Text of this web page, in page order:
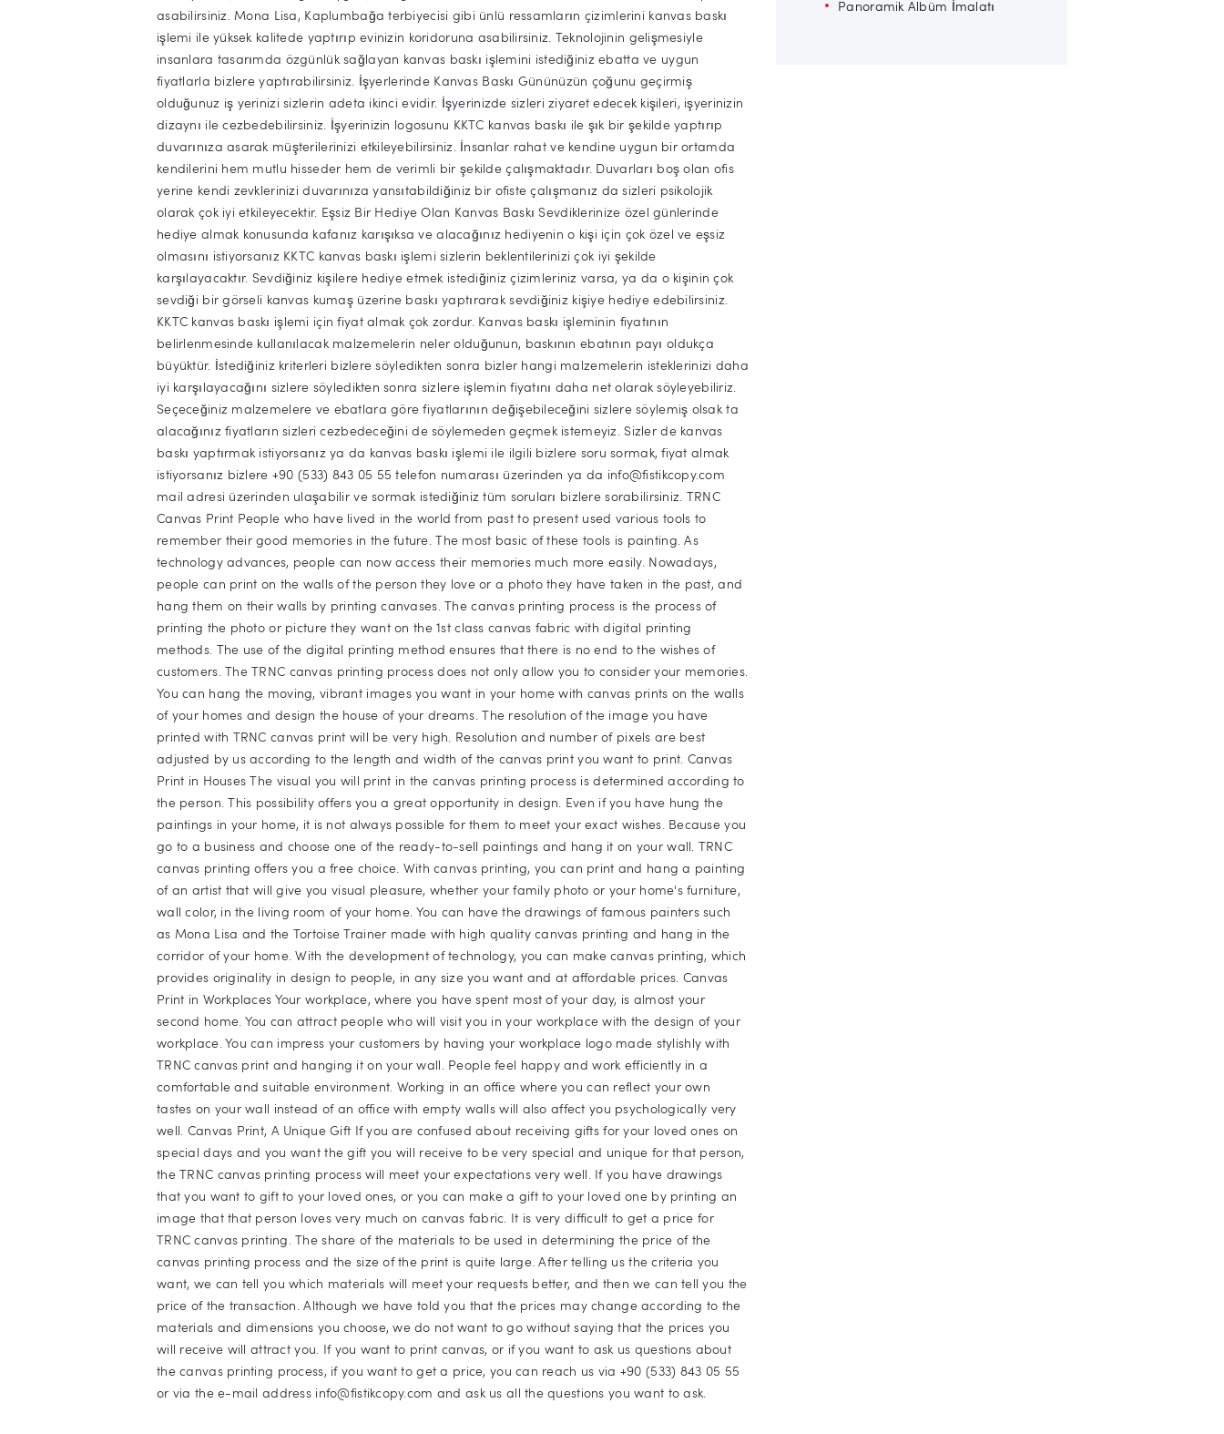
asabilirsiniz. Mona Lisa, Kaplumbağa terbiyecisi gibi ünlü ressamların çizimlerini kanvas baskı
işlemi ile yüksek kalitede yaptırıp evinizin koridoruna asabilirsiniz. Teknolojinin gelişmesiyle
insanlara tasarımda özgünlük sağlayan kanvas baskı işlemini istediğiniz ebatta ve uygun
fiyatlarla bizlere yaptırabilirsiniz. İşyerlerinde Kanvas Baskı Gününüzün çoğunu geçirmiş
olduğunuz iş yerinizi sizlerin adeta ikinci evidir. İşyerinizde sizleri ziyaret edecek kişileri, işyerinizin
dizaynı ile cezbedebilirsiniz. İşyerinizin logosunu KKTC kanvas baskı ile şık bir şekilde yaptırıp
duvarınıza asarak müşterilerinizi etkileyebilirsiniz. İnsanlar rahat ve kendine uygun bir ortamda
kendilerini hem mutlu hisseder hem de verimli bir şekilde çalışmaktadır. Duvarları boş olan ofis
yerine kendi zevklerinizi duvarınıza yansıtabildiğiniz bir ofiste çalışmanız da sizleri psikolojik
olarak çok iyi etkileyecektir. Eşsiz Bir Hediye Olan Kanvas Baskı Sevdiklerinize özel günlerinde
hediye almak konusunda kafanız karışıksa ve alacağınız hediyenin o kişi için çok özel ve eşsiz
olmasını istiyorsanız KKTC kanvas baskı işlemi sizlerin beklentilerinizi çok iyi şekilde
karşılayacaktır. Sevdiğiniz kişilere hediye etmek istediğiniz çizimleriniz varsa, ya da o kişinin çok
sevdiği bir görseli kanvas kumaş üzerine baskı yaptırarak sevdiğiniz kişiye hediye edebilirsiniz.
KKTC kanvas baskı işlemi için fiyat almak çok zordur. Kanvas baskı işleminin fiyatının
belirlenmesinde kullanılacak malzemelerin neler olduğunun, baskının ebatının payı oldukça
büyüktür. İstediğiniz kriterleri bizlere söyledikten sonra bizler hangi malzemelerin isteklerinizi daha
iyi karşılayacağını sizlere söyledikten sonra sizlere işlemin fiyatını daha net olarak söyleyebiliriz.
Seçeceğiniz malzemelere ve ebatlara göre fiyatlarının değişebileceğini sizlere söylemiş olsak ta
alacağınız fiyatların sizleri cezbedeceğini de söylemeden geçmek istemeyiz. Sizler de kanvas
baskı yaptırmak istiyorsanız ya da kanvas baskı işlemi ile ilgili bizlere soru sormak, fiyat almak
istiyorsanız bizlere +90 (533) 843 05 55 telefon numarası üzerinden ya da info@fistikcopy.com
mail adresi üzerinden ulaşabilir ve sormak istediğiniz tüm soruları bizlere sorabilirsiniz. TRNC
Canvas Print People who have lived in the world from past to present used various tools to
remember their good memories in the future. The most basic of these tools is painting. As
technology advances, people can now access their memories much more easily. Nowadays,
people can print on the walls of the person they love or a photo they have taken in the past, and
hang them on their walls by printing canvases. The canvas printing process is the process of
printing the photo or picture they want on the 1st class canvas fabric with digital printing
methods. The use of the digital printing method ensures that there is no end to the wishes of
customers. The TRNC canvas printing process does not only allow you to consider your memories.
You can hang the moving, vibrant images you want in your home with canvas prints on the walls
of your homes and design the house of your dreams. The resolution of the image you have
printed with TRNC canvas print will be very high. Resolution and number of pixels are best
adjusted by us according to the length and width of the canvas print you want to print. Canvas
Print in Houses The visual you will print in the canvas printing process is determined according to
the person. This possibility offers you a great opportunity in design. Even if you have hung the
paintings in your home, it is not always possible for them to meet your exact wishes. Because you
go to a business and choose one of the ready-to-sell paintings and hang it on your wall. TRNC
canvas printing offers you a free choice. With canvas printing, you can print and hang a painting
of an artist that will give you visual pleasure, whether your family photo or your home's furniture,
wall color, in the living room of your home. You can have the drawings of famous painters such
as Mona Lisa and the Tortoise Trainer made with high quality canvas printing and hang in the
corridor of your home. With the development of technology, you can make canvas printing, which
provides originality in design to people, in any size you want and at affordable prices. Canvas
Print in Workplaces Your workplace, where you have spent most of your day, is almost your
second home. You can attract people who will visit you in your workplace with the design of your
workplace. You can impress your customers by having your workplace logo made stylishly with
TRNC canvas print and hanging it on your wall. People feel happy and work efficiently in a
comfortable and suitable environment. Working in an office where you can reflect your own
tastes on your wall instead of an office with empty walls will also affect you psychologically very
well. Canvas Print, A Unique Gift If you are confused about receiving gifts for your loved ones on
special days and you want the gift you will receive to be very special and unique for that person,
the TRNC canvas printing process will meet your expectations very well. If you have drawings
that you want to gift to your loved ones, or you can make a gift to your loved one by printing an
image that that person loves very much on canvas fabric. It is very difficult to get a price for
TRNC canvas printing. The share of the materials to be used in determining the price of the
canvas printing process and the size of the print is quite large. After telling us the criteria you
want, we can tell you which materials will meet your requests better, and then we can tell you the
price of the transaction. Although we have told you that the prices may change according to the
materials and dimensions you choose, we do not want to go without saying that the prices you
will receive will attract you. If you want to print canvas, or if you want to ask us questions about
the canvas printing process, if you want to get a price, you can reach us via +90 (533) 843 05 55
or via the e-mail address info@fistikcopy.com and ask us all the questions you want to ask.
Panoramik Albüm İmalatı